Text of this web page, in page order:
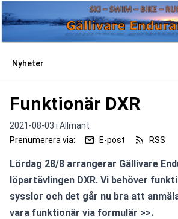
Nyheter
Funktionär DXR
2021-08-03 i Allmänt
Prenumerera via:
E-post RSS
Lördag 28/8 arrangerar Gällivare
löpartävlingen DXR. Vi behöver
sysslor och det går nu bra att
vara funktionär via formulär >>.